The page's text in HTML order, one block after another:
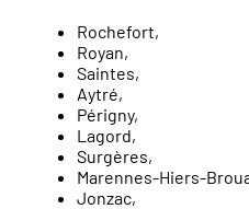
Rochefort,
Royan,
Saintes,
Aytré,
Périgny,
Lagord,
Surgères,
Marennes-Hiers-
Jonzac,